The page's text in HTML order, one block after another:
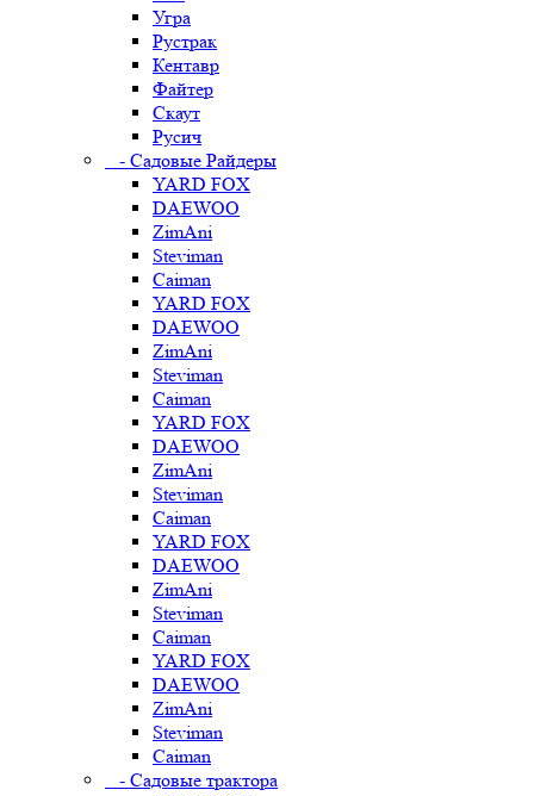
Угра
Рустрак
Кентавр
Файтер
Скаут
Русич
- Садовые Райдеры
YARD FOX
DAEWOO
ZimAni
Steviman
Caiman
YARD FOX
DAEWOO
ZimAni
Steviman
Caiman
YARD FOX
DAEWOO
ZimAni
Steviman
Caiman
YARD FOX
DAEWOO
ZimAni
Steviman
Caiman
YARD FOX
DAEWOO
ZimAni
Steviman
Caiman
- Садовые трактора